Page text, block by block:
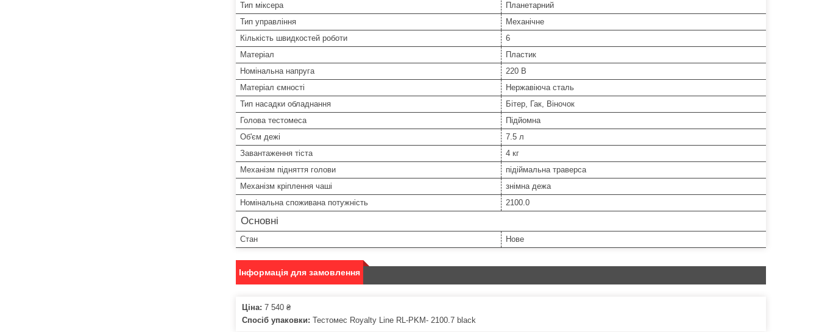
Тип міксера
Планетарний
Тип управління
Механічне
Кількість швидкостей роботи
6
Матеріал
Пластик
Номінальна напруга
220 В
Матеріал ємності
Нержавіюча сталь
Тип насадки обладнання
Бітер, Гак, Віночок
Голова тестомеса
Підйомна
Об'єм дежі
7.5 л
Завантаження тіста
4 кг
Механізм підняття голови
підіймальна траверса
Механізм кріплення чаші
знімна дежа
Номінальна споживана потужність
2100.0
Основні
Стан Нове
Інформація для замовлення
Ціна: 7 540 ₴
Спосіб упаковки: Тестомес Royalty Line RL-PKM- 2100.7 black